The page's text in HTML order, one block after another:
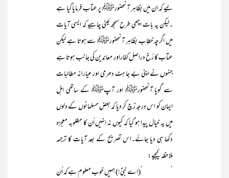
لیے کہ ان میں بظاہر آنحضورﷺ پر عتاب فرمایا گیا ہے
۔لیکن یہ بات اچھی طرح سمجھ لینی چاہیے کہ ایسی آیات
میں اگرچہ خطاب بظاہر آنحضورﷺ سے ہوتا ہے لیکن
عتاب کا رُخ دراصل کفاراور معاندین کی جانب ہوتا ہے
جنہوں نے اپنی بے جا ہٹ دھرمی اور عیارانہ مطالبات
سے گویا آنحضورﷺ اور آپﷺ کے ساتھی اہل
ایمان کو اس درجہ زچ کر دیا کہ بعض مسلمانوں کے دلوں
میں یہ خیال پیدا ہو گیا کہ کیوں نہ انہیں اُن کا مطلوبہ معجزہ
دکھا ہی دیا جائے۔اس تصریح کے بعد آیات کا ترجمہ
ملاحظہ کیجیے:
’ ’(اے نبیؐ!) ہمیں خوب معلوم ہے کہ اُن